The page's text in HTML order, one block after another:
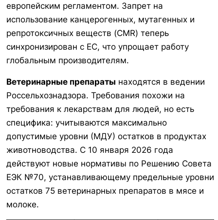
европейским регламентом. Запрет на
использование канцерогенных, мутагенных и
репротоксичных веществ (CMR) теперь
синхронизирован с ЕС, что упрощает работу
глобальным производителям.
Ветеринарные препараты находятся в ведении
Россельхознадзора. Требования похожи на
требования к лекарствам для людей, но есть
специфика: учитываются максимально
допустимые уровни (МДУ) остатков в продуктах
животноводства. С 10 января 2026 года
действуют новые нормативы по Решению Совета
ЕЭК №70, устанавливающему предельные уровни
остатков 75 ветеринарных препаратов в мясе и
молоке.